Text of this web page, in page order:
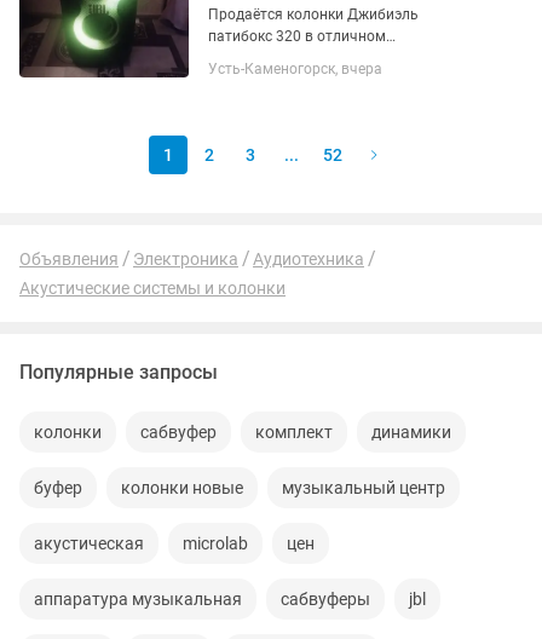
Продаётся колонки Джибиэль
патибокс 320 в отличном
чехол к этой колонки.Работает как от
Усть-Каменогорск, вчера
1 2 3 ... 52
Объявления Электроника
Аудиотехника
Акустические системы и колонки
Популярные запросы
колонки сабвуфер комплект динамики
буфер колонки новые музыкальный центр
акустическая microlab цен
аппаратура музыкальная сабвуферы jbl